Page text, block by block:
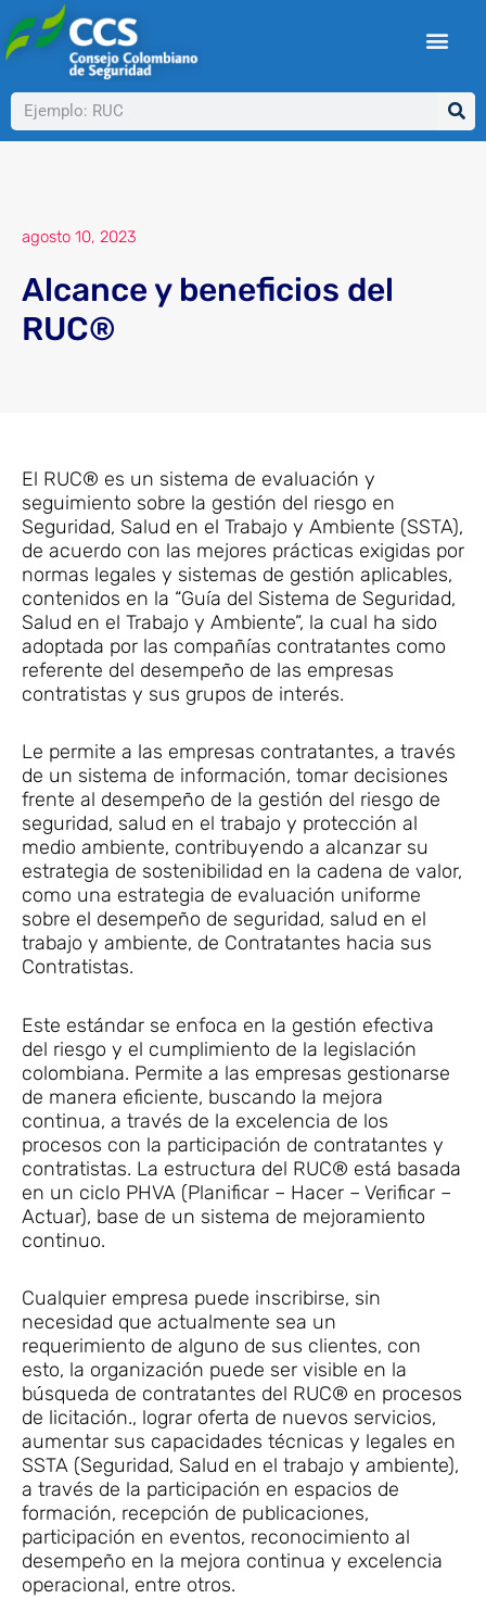
al
contenido
Buscar
agosto 10, 2023
Alcance y beneficios del
RUC®
El RUC® es un sistema de evaluación y
seguimiento sobre la gestión del riesgo en
Seguridad, Salud en el Trabajo y Ambiente (SSTA),
de acuerdo con las mejores prácticas exigidas por
normas legales y sistemas de gestión aplicables,
contenidos en la “Guía del Sistema de Seguridad,
Salud en el Trabajo y Ambiente”, la cual ha sido
adoptada por las compañías contratantes como
referente del desempeño de las empresas
contratistas y sus grupos de interés.
Le permite a las empresas contratantes, a través
de un sistema de información, tomar decisiones
frente al desempeño de la gestión del riesgo de
seguridad, salud en el trabajo y protección al
medio ambiente, contribuyendo a alcanzar su
estrategia de sostenibilidad en la cadena de valor,
como una estrategia de evaluación uniforme
sobre el desempeño de seguridad, salud en el
trabajo y ambiente, de Contratantes hacia sus
Contratistas.
Este estándar se enfoca en la gestión efectiva
del riesgo y el cumplimiento de la legislación
colombiana. Permite a las empresas gestionarse
de manera eficiente, buscando la mejora
continua, a través de la excelencia de los
procesos con la participación de contratantes y
contratistas. La estructura del RUC®️ está basada
en un ciclo PHVA (Planificar – Hacer – Verificar –
Actuar), base de un sistema de mejoramiento
continuo.
Cualquier empresa puede inscribirse, sin
necesidad que actualmente sea un
requerimiento de alguno de sus clientes, con
esto, la organización puede ser visible en la
búsqueda de contratantes del RUC®️ en procesos
de licitación., lograr oferta de nuevos servicios,
aumentar sus capacidades técnicas y legales en
SSTA (Seguridad, Salud en el trabajo y ambiente),
a través de la participación en espacios de
formación, recepción de publicaciones,
participación en eventos, reconocimiento al
desempeño en la mejora continua y excelencia
operacional, entre otros.